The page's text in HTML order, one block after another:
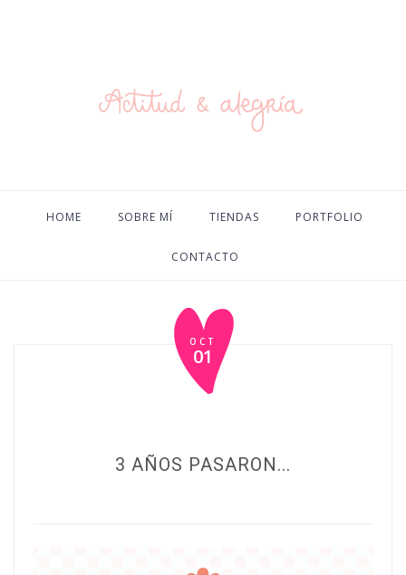
HOME SOBRE MÍ TIENDAS PORTFOLIO
CONTACTO
OCT
01
3 AÑOS PASARON...